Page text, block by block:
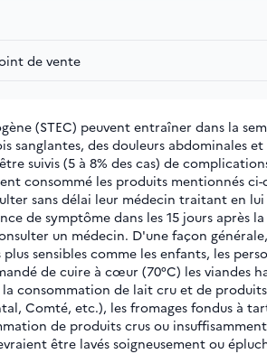
de vente
(STEC) peuvent entraîner dans la
sanglantes, des douleurs abdominales
suivis (5 à 8% des cas) de
consommé les produits mentionnés
sans délai leur médecin traitant en
de symptôme dans les 15 jours après
un médecin. D'une façon
sensibles comme les enfants, les
de cuire à cœur (70°C) les viandes
consommation de lait cru et de
Comté, etc.), les fromages fondus à
de produits crus ou
être lavés soigneusement ou